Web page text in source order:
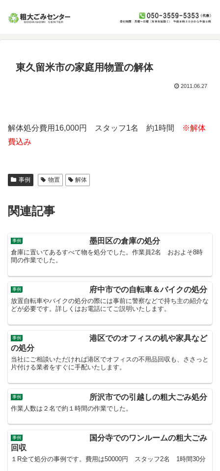
東久留米市の家庭用物置の解体
2011.06.27
解体処分費用16,000円 スタッフ1名 約1時間
※解体
費込み
事例 物置 解体
関連記事
事例 墨田区の倉庫の処分
倉庫に置いてあるすべて物を処分でした。作業員2名 おおよそ8時
間の作業でした。
事例 府中市での自転車＆バイクの処分
放置自転車やバイクの処分の際には事前に警察などで持ち主の紹介な
どが必要です。詳しくはお電話にてご説明いたします。
事例
港区でのオフィスの机や家具など
の処分
当社にご相談いただければ港区でオフィスの不用品回収も、ささっと
片付ける業者をすぐに手配いたします。
事例 所沢市での引越しの粗大ごみ処分
作業人数は２名で約１時間の作業でした。
事例
国分寺でのワンルームの粗大ごみ
回収
１R全て処分の事例です。費用は50000円 スタッフ2名 1時間30分